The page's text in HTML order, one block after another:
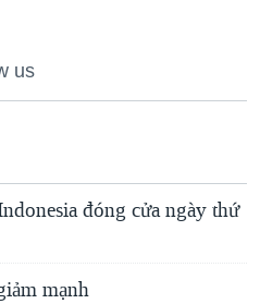
us
đóng cửa ngày thứ
mạnh